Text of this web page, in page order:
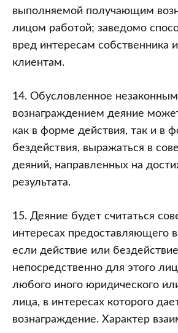
выполняемой получающим
лицом работой; заведомо
вред интересам собственника
клиентам.
14. Обусловленное незаконным
вознаграждением деяние
как в форме действия, так и в
бездействия, выражаться в
деяний, направленных на
результата.
15. Деяние будет считаться
интересах предоставляющего
если действие или
непосредственно для этого
любого иного юридического
лица, в интересах которого
вознаграждение. Характер